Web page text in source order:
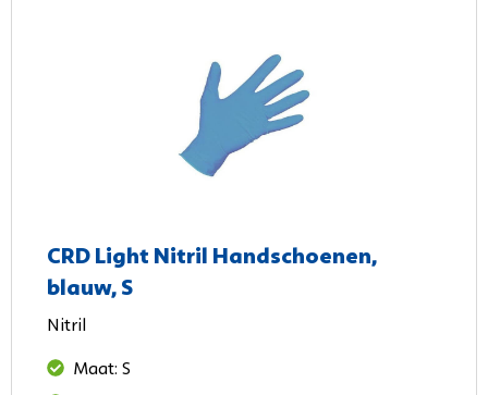
CRD Light Nitril Handschoenen,
blauw, S
Nitril
Maat: S